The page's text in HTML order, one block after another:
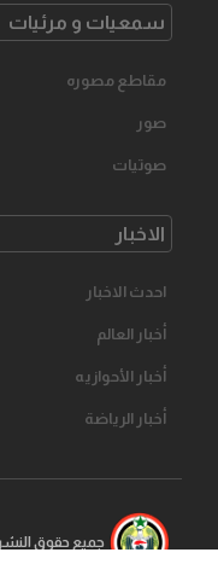
سمعیات و مرئیات
مقاطع مصوره
صور
صوتیات
الاخبار
احدث الاخبار
أخبار العالم
أخبار الأحوازیه
أخبار الرياضة
جمیع حقوق